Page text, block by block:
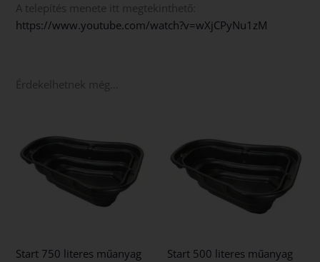
A telepítés menete itt megtekinthető:
https://www.youtube.com/watch?v=wXjCPyNu1zM
Érdekelhetnek még…
Start 750 literes műanyag
Start 500 literes műanyag